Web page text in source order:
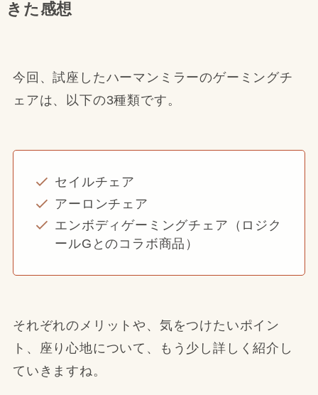
きた感想
今回、試座したハーマンミラーのゲーミングチ
ェアは、以下の3種類です。
セイルチェア
アーロンチェア
エンボディゲーミングチェア（ロジク
ールGとのコラボ商品）
それぞれのメリットや、気をつけたいポイン
ト、座り心地について、もう少し詳しく紹介し
ていきますね。